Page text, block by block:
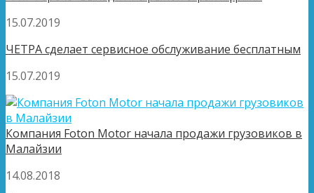
15.07.2019
ЧЕТРА сделает сервисное обслуживание бесплатным
15.07.2019
Компания Foton Motor начала продажи грузовиков в
Малайзии
14.08.2018